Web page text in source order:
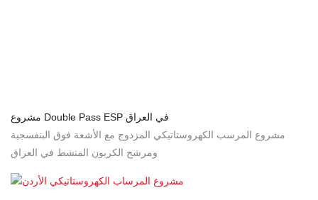
مشروع Double Pass ESP في العراق
مشروع المرسب الكهروستاتيكي المزدوج مع الأشعة فوق البنفسجية
ومرشح الكربون المنشط في العراق